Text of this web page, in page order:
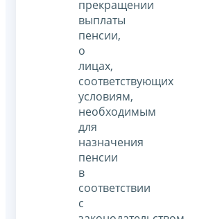
прекращении
выплаты
пенсии,
о
лицах,
соответствующих
условиям,
необходимым
для
назначения
пенсии
в
соответствии
с